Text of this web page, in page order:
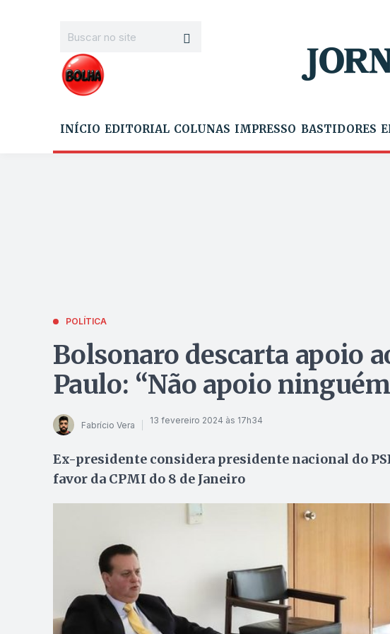
INÍCIO EDITORIAL COLUNAS IMPRESSO BASTIDORES
POLÍTICA
Bolsonaro descarta apoio
Paulo: “Não apoio
Fabrício Vera 13 fevereiro 2024 às 17h34
Ex-presidente considera presidente nacional do
favor da CPMI do 8 de Janeiro